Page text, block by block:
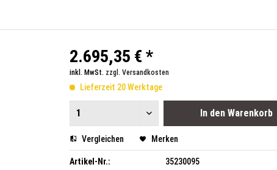
2.695,35 € *
inkl. MwSt. zzgl. Versandkosten
Lieferzeit 20 Werktage
In den Warenkorb
Vergleichen Merken
Artikel-Nr.: 35230095